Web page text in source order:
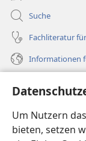
Um Nutzern
bieten, setzen
Suche
Fachliteratur
Informationen
Spenden
(öffnet
neues
Fenster)